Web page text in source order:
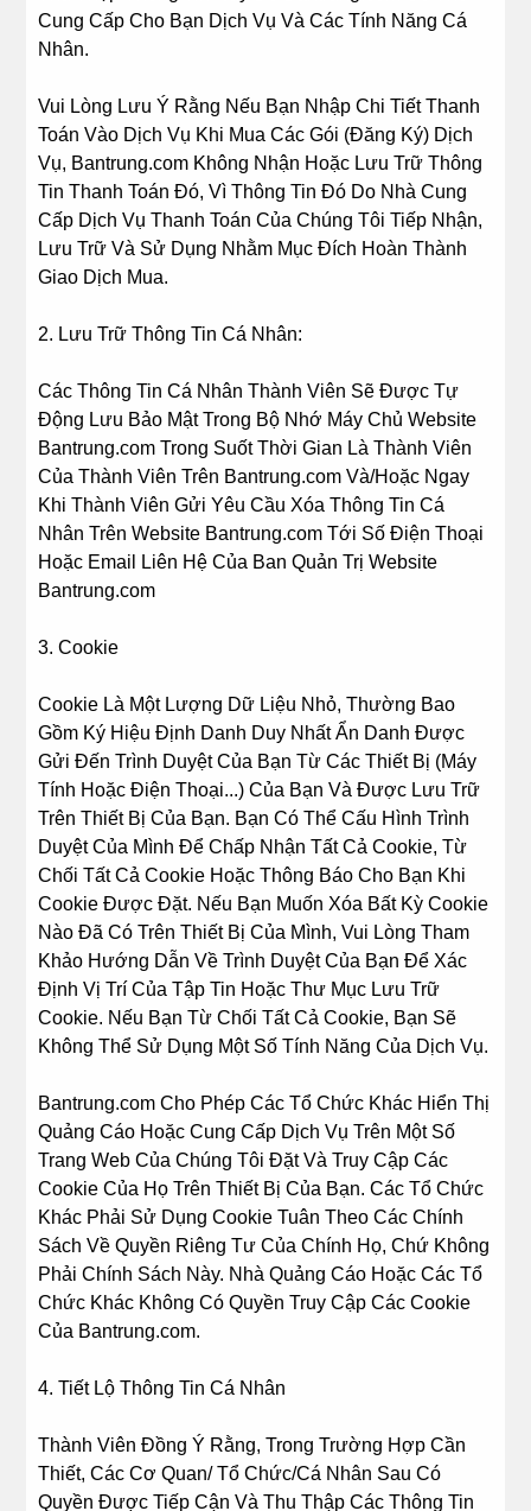
Cung Cấp Cho Bạn Dịch Vụ Và Các Tính Năng Cá
Nhân.
Vui Lòng Lưu Ý Rằng Nếu Bạn Nhập Chi Tiết Thanh
Toán Vào Dịch Vụ Khi Mua Các Gói (Đăng Ký) Dịch
Vụ, Bantrung.com Không Nhận Hoặc Lưu Trữ Thông
Tin Thanh Toán Đó, Vì Thông Tin Đó Do Nhà Cung
Cấp Dịch Vụ Thanh Toán Của Chúng Tôi Tiếp Nhận,
Lưu Trữ Và Sử Dụng Nhằm Mục Đích Hoàn Thành
Giao Dịch Mua.
2. Lưu Trữ Thông Tin Cá Nhân:
Các Thông Tin Cá Nhân Thành Viên Sẽ Được Tự
Động Lưu Bảo Mật Trong Bộ Nhớ Máy Chủ Website
Bantrung.com Trong Suốt Thời Gian Là Thành Viên
Của Thành Viên Trên Bantrung.com Và/Hoặc Ngay
Khi Thành Viên Gửi Yêu Cầu Xóa Thông Tin Cá
Nhân Trên Website Bantrung.com Tới Số Điện Thoại
Hoặc Email Liên Hệ Của Ban Quản Trị Website
Bantrung.com
3. Cookie
Cookie Là Một Lượng Dữ Liệu Nhỏ, Thường Bao
Gồm Ký Hiệu Định Danh Duy Nhất Ẩn Danh Được
Gửi Đến Trình Duyệt Của Bạn Từ Các Thiết Bị (Máy
Tính Hoặc Điện Thoại...) Của Bạn Và Được Lưu Trữ
Trên Thiết Bị Của Bạn. Bạn Có Thể Cấu Hình Trình
Duyệt Của Mình Để Chấp Nhận Tất Cả Cookie, Từ
Chối Tất Cả Cookie Hoặc Thông Báo Cho Bạn Khi
Cookie Được Đặt. Nếu Bạn Muốn Xóa Bất Kỳ Cookie
Nào Đã Có Trên Thiết Bị Của Mình, Vui Lòng Tham
Khảo Hướng Dẫn Về Trình Duyệt Của Bạn Để Xác
Định Vị Trí Của Tập Tin Hoặc Thư Mục Lưu Trữ
Cookie. Nếu Bạn Từ Chối Tất Cả Cookie, Bạn Sẽ
Không Thể Sử Dụng Một Số Tính Năng Của Dịch Vụ.
Bantrung.com Cho Phép Các Tổ Chức Khác Hiển Thị
Quảng Cáo Hoặc Cung Cấp Dịch Vụ Trên Một Số
Trang Web Của Chúng Tôi Đặt Và Truy Cập Các
Cookie Của Họ Trên Thiết Bị Của Bạn. Các Tổ Chức
Khác Phải Sử Dụng Cookie Tuân Theo Các Chính
Sách Về Quyền Riêng Tư Của Chính Họ, Chứ Không
Phải Chính Sách Này. Nhà Quảng Cáo Hoặc Các Tổ
Chức Khác Không Có Quyền Truy Cập Các Cookie
Của Bantrung.com.
4. Tiết Lộ Thông Tin Cá Nhân
Thành Viên Đồng Ý Rằng, Trong Trường Hợp Cần
Thiết, Các Cơ Quan/ Tổ Chức/Cá Nhân Sau Có
Quyền Được Tiếp Cận Và Thu Thập Các Thông Tin